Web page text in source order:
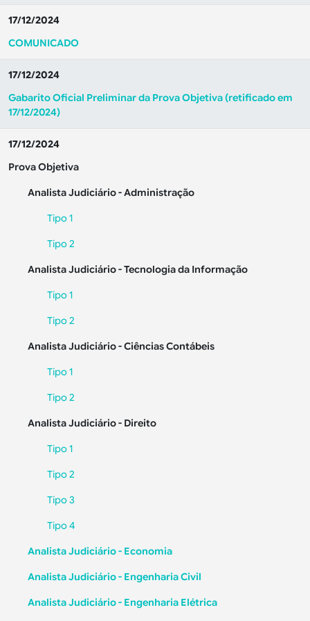
17/12/2024
COMUNICADO
17/12/2024
Gabarito Oficial Preliminar da Prova Objetiva(retificado em
17/12/2024)
17/12/2024
Prova Objetiva
Analista Judiciário - Administração
Tipo 1
Tipo 2
Analista Judiciário - Tecnologia da Informação
Tipo 1
Tipo 2
Analista Judiciário - Ciências Contábeis
Tipo 1
Tipo 2
Analista Judiciário - Direito
Tipo 1
Tipo 2
Tipo 3
Tipo 4
Analista Judiciário - Economia
Analista Judiciário - Engenharia Civil
Analista Judiciário - Engenharia Elétrica